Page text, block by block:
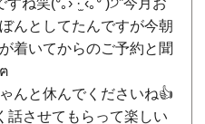
んとしてたんですが今朝
着いてからのご予約と聞
んと休んでくださいね👍
話させてもらって楽しい